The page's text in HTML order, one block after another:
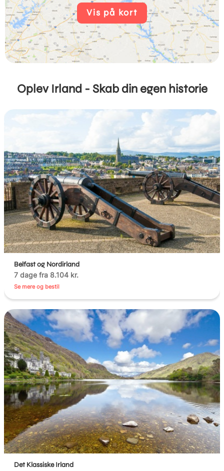
Vis på kort
Oplev Irland - Skab din egen historie
Belfast og Nordirland
7 dage fra 8.104 kr.
Se mere og bestil
Det Klassiske Irland